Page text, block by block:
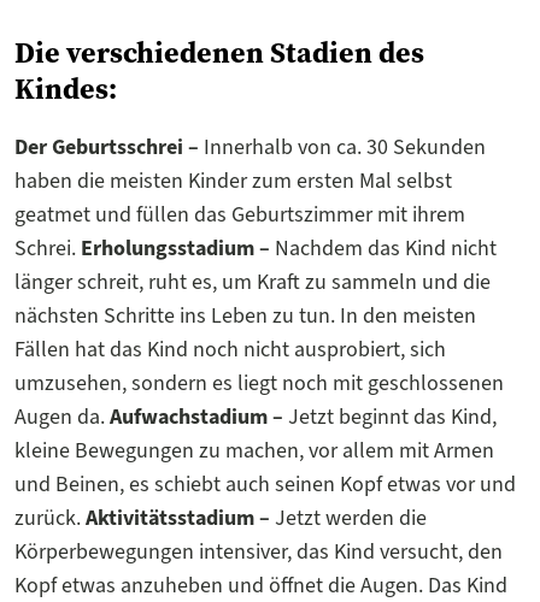
Die verschiedenen Stadien des
Kindes:
Der Geburtsschrei – Innerhalb von ca. 30 Sekunden
haben die meisten Kinder zum ersten Mal selbst
geatmet und füllen das Geburtszimmer mit ihrem
Schrei. Erholungsstadium – Nachdem das Kind nicht
länger schreit, ruht es, um Kraft zu sammeln und die
nächsten Schritte ins Leben zu tun. In den meisten
Fällen hat das Kind noch nicht ausprobiert, sich
umzusehen, sondern es liegt noch mit geschlossenen
Augen da.Aufwachstadium – Jetzt beginnt das Kind,
kleine Bewegungen zu machen, vor allem mit Armen
und Beinen, es schiebt auch seinen Kopf etwas vor und
zurück.Aktivitätsstadium – Jetzt werden die
Körperbewegungen intensiver, das Kind versucht, den
Kopf etwas anzuheben und öffnet die Augen. Das Kind